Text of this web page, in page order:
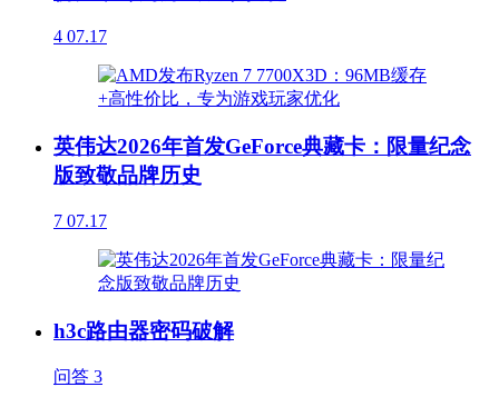
4 07.17
英伟达2026年首发GeForce典藏卡：限量纪念
版致敬品牌历史
7 07.17
h3c路由器密码破解
问答 3